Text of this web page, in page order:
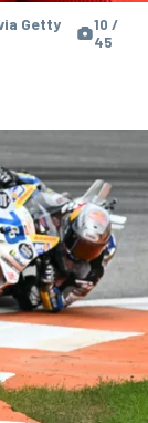
Getty
10 /
45